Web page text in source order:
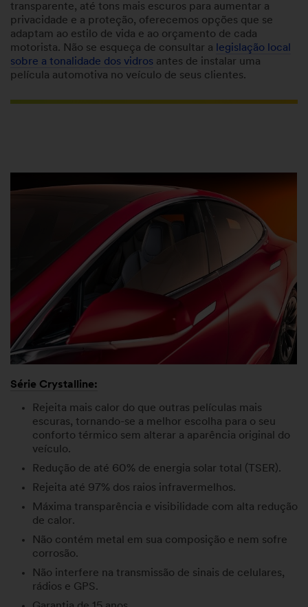
transparente, até tons mais escuros para aumentar a
privacidade e a proteção, oferecemos opções que se
adaptam ao estilo de vida e ao orçamento de cada
motorista. Não se esqueça de consultar a
legislação local
sobre a tonalidade dos vidros antes de instalar uma
película automotiva no veículo de seus clientes.
Série Crystalline:
Rejeita mais calor do que outras películas mais
escuras, tornando-se a melhor escolha para o seu
conforto térmico sem alterar a aparência original do
veículo.
Redução de até 60% de energia solar total (TSER).
Rejeita até 97% dos raios infravermelhos.
Máxima transparência e visibilidade com alta redução
de calor.
Não contém metal em sua composição e nem sofre
corrosão.
Não interfere na transmissão de sinais de celulares,
rádios e GPS.